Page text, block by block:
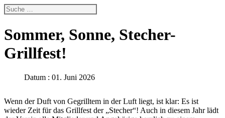
Sommer, Sonne, Stecher-
Grillfest!
Datum : 01. Juni 2026
Wenn der Duft von Gegrilltem in der Luft liegt, ist klar: Es ist
wieder Zeit für das Grillfest der „Stecher“! Auch in diesem Jahr lädt